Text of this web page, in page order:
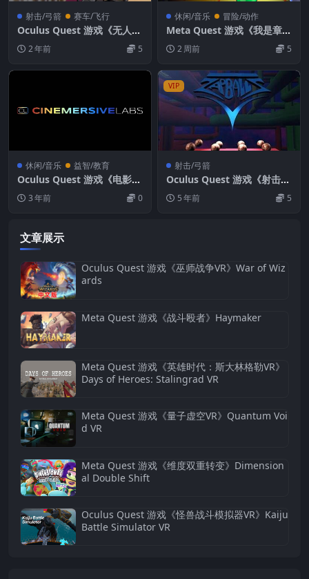
射击/弓箭 赛车/飞行
Oculus Quest 游戏《无人轰
炸机VR》Bomber Drone V
R 2 年前 5
休闲/音乐 冒险/动作
Meta Quest 游戏《我是章
鱼》I Am Octopus
2 周前 5
休闲/音乐 益智/教育
Oculus Quest 游戏《电影视
频播放器VR》Cinemersive
Video Player VR
3 年前 0
VIP
射击/弓箭
Oculus Quest 游戏《射击球
VR》ZapBallz VR
5 年前 5
文章展示
Oculus Quest 游戏《巫师战争VR》War of Wiz
ards
Meta Quest 游戏《战斗殴者》Haymaker
Meta Quest 游戏《英雄时代：斯大林格勒VR》
Days of Heroes: Stalingrad VR
Meta Quest 游戏《量子虚空VR》Quantum Voi
d VR
Meta Quest 游戏《维度双重转变》Dimension
al Double Shift
Oculus Quest 游戏《怪兽战斗模拟器VR》Kaiju
Battle Simulator VR